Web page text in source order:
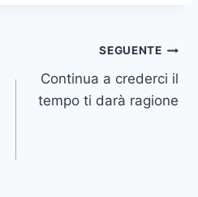
SEGUENTE
Continua a crederci il
tempo ti darà ragione